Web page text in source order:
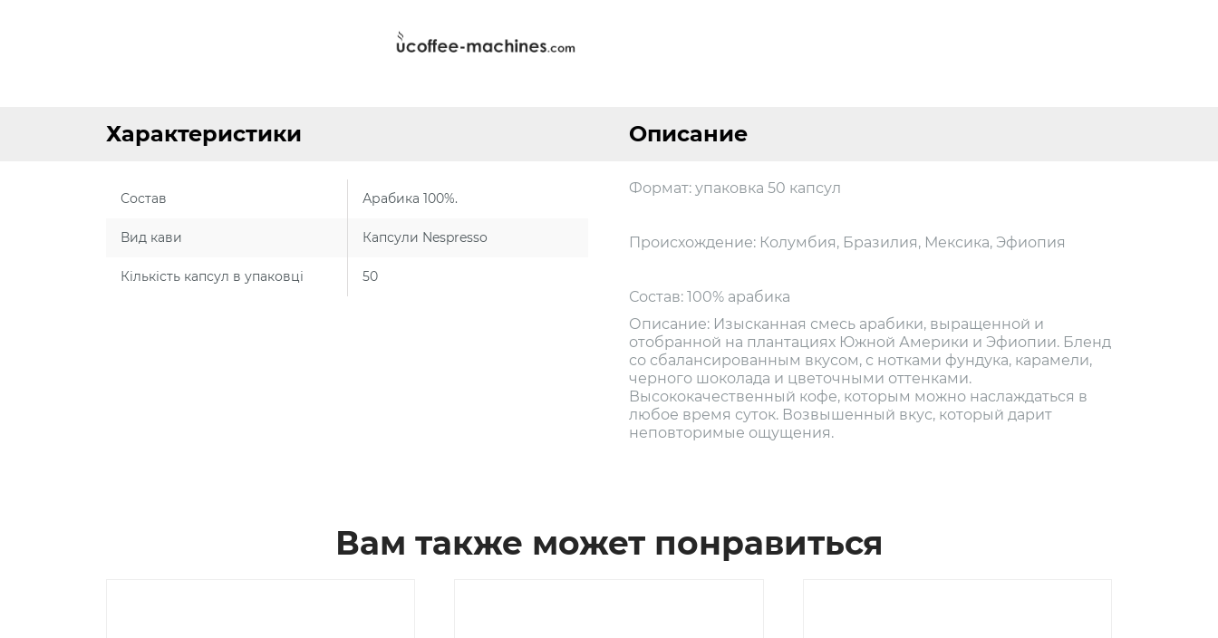
Описание
Формат: упаковка 50 капсул
Происхождение: Колумбия, Бразилия, Мексика, Эфиопия
Состав: 100% арабика
Описание: Изысканная смесь арабики, выращенной и
отобранной на плантациях Южной Америки и Эфиопии. Бленд
со сбалансированным вкусом, с нотками фундука, карамели,
черного шоколада и цветочными оттенками.
Высококачественный кофе, которым можно наслаждаться в
любое время суток. Возвышенный вкус, который дарит
неповторимые ощущения.
Характеристики
Состав Арабика 100%.
Вид кави Капсули Nespresso
Кількість капсул в упаковці 50
Вам также может понравиться